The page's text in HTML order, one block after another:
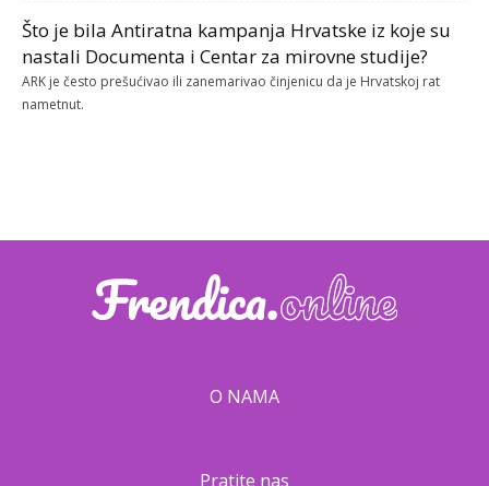
Što je bila Antiratna kampanja Hrvatske iz koje su
nastali Documenta i Centar za mirovne studije?
ARK je često prešućivao ili zanemarivao činjenicu da je Hrvatskoj rat
nametnut.
O NAMA
Pratite nas